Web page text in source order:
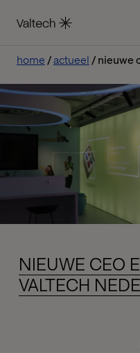
home actueel nieuwe
NIEUWE CEO
VALTECH